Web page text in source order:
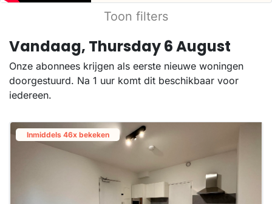
Toon filters
Vandaag, Thursday 6 August
Onze abonnees krijgen als eerste nieuwe woningen
doorgestuurd. Na 1 uur komt dit beschikbaar voor
iedereen.
Inmiddels 46x bekeken